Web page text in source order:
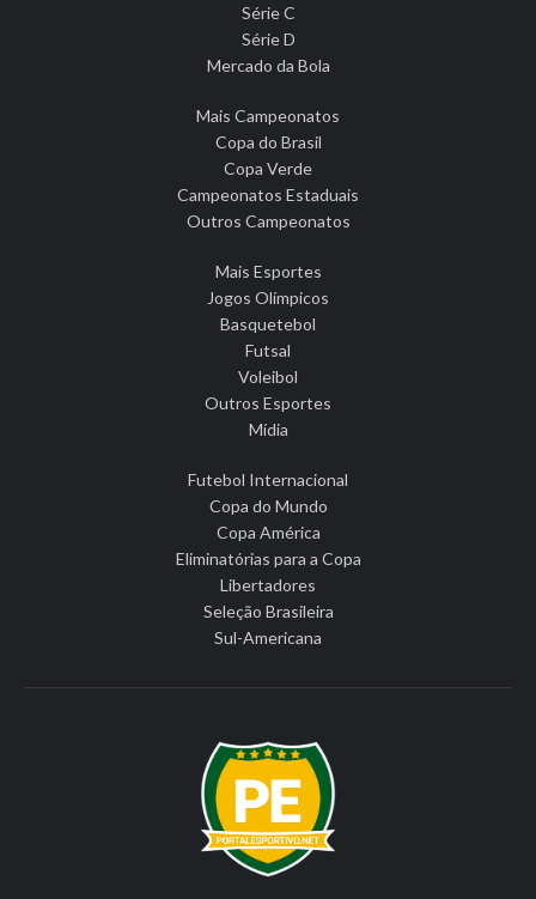
Série C
Série D
Mercado da Bola
Mais Campeonatos
Copa do Brasil
Copa Verde
Campeonatos Estaduais
Outros Campeonatos
Mais Esportes
Jogos Olímpicos
Basquetebol
Futsal
Voleibol
Outros Esportes
Mídia
Futebol Internacional
Copa do Mundo
Copa América
Eliminatórias para a Copa
Libertadores
Seleção Brasileira
Sul-Americana